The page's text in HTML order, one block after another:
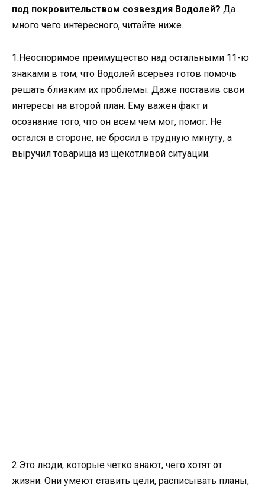
под покровительством созвездия Водолей? Да
много чего интересного, читайте ниже.
1.Неоспоримое преимущество над остальными 11-ю
знаками в том, что Водолей всерьез готов помочь
решать близким их проблемы. Даже поставив свои
интересы на второй план. Ему важен факт и
осознание того, что он всем чем мог, помог. Не
остался в стороне, не бросил в трудную минуту, а
выручил товарища из щекотливой ситуации.
2.Это люди, которые четко знают, чего хотят от
жизни. Они умеют ставить цели, расписывать планы,